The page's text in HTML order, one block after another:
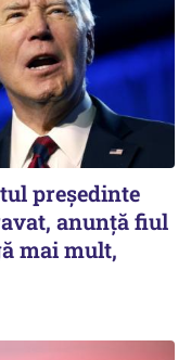
preşedinte
anunță fiul
mai mult,